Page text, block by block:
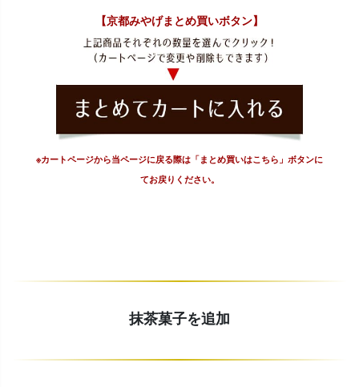
【京都みやげまとめ買いボタン】
※カートページから当ページに戻る際は「まとめ買いはこちら」ボタンに
てお戻りください。
抹茶菓子を追加